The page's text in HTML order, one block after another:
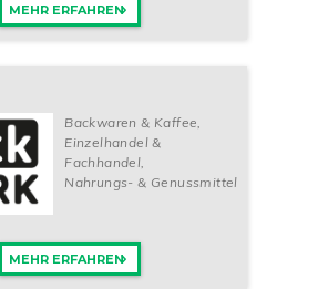
MEHR ERFAHREN
Backwaren & Kaffee,
Einzelhandel &
Fachhandel,
Nahrungs- & Genussmittel
MEHR ERFAHREN